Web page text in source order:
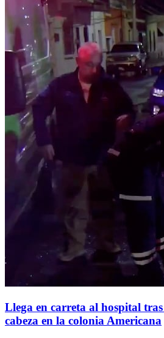
Llega en carreta al hospital
cabeza en la colonia Americana